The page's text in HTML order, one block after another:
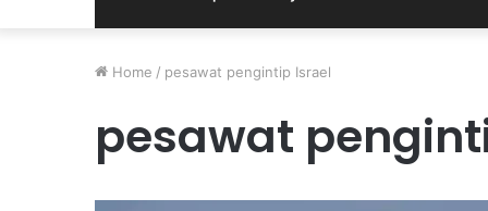
Home / pesawat pengintip Israel
pesawat